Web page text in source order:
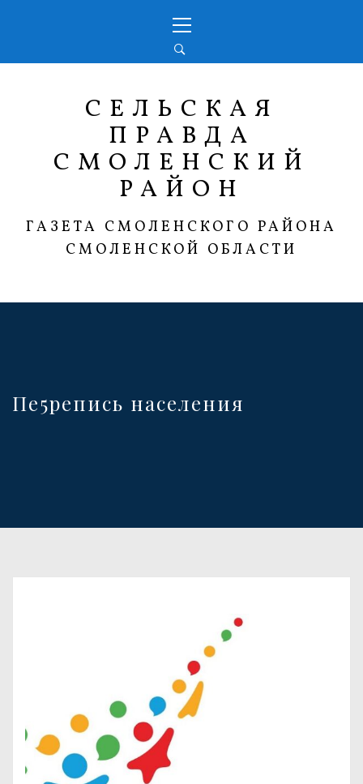
меню
СЕЛЬСКАЯ
ПРАВДА
СМОЛЕНСКИЙ
РАЙОН
ГАЗЕТА СМОЛЕНСКОГО РАЙОНА
СМОЛЕНСКОЙ ОБЛАСТИ
Пе5репись населения